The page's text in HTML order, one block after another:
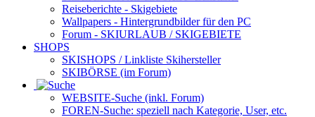
Reiseberichte - Skigebiete
Wallpapers - Hintergrundbilder für den PC
Forum - SKIURLAUB / SKIGEBIETE
SHOPS
SKISHOPS / Linkliste Skihersteller
SKIBÖRSE (im Forum)
WEBSITE-Suche (inkl. Forum)
FOREN-Suche: speziell nach Kategorie, User, etc.